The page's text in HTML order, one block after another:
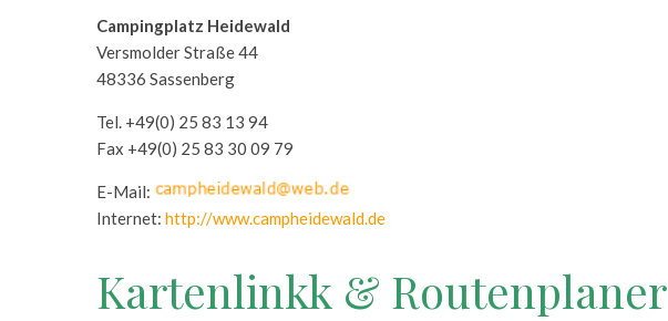
Campingplatz Heidewald
Versmolder Straße 44
48336 Sassenberg
Tel. +49(0) 25 83 13 94
Fax +49(0) 25 83 30 09 79
E-Mail:
Internet: http://www.campheidewald.de
Kartenlinkk & Routenplaner